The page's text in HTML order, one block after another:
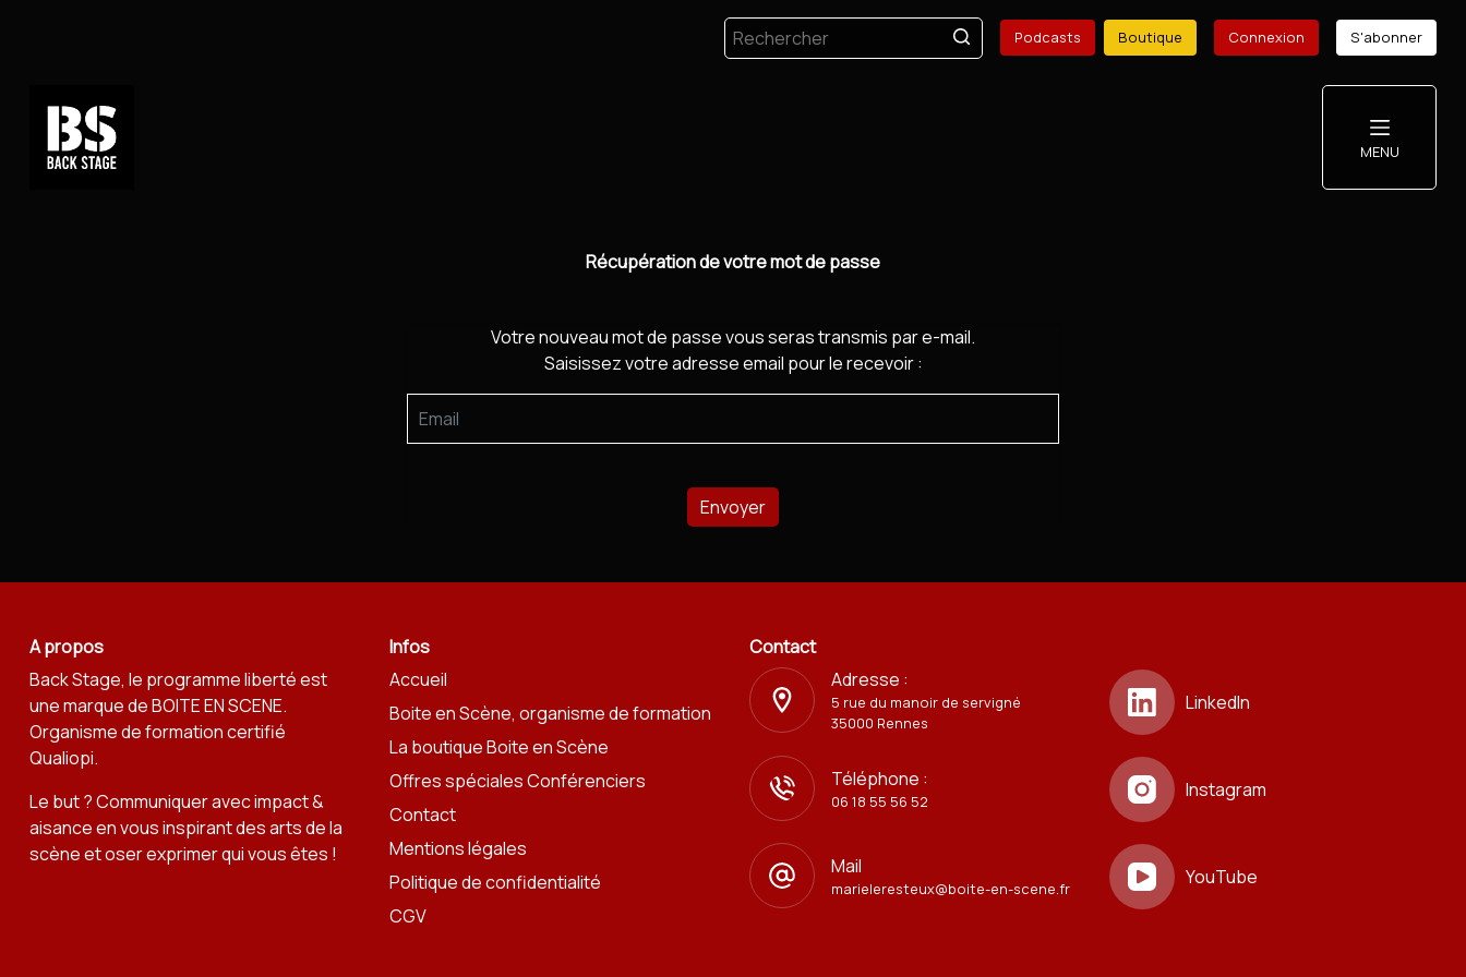
Podcasts Boutique Connexion S'abonner
MENU
Récupération de votre mot de passe
Votre nouveau mot de passe vous seras transmis par e-mail.
Saisissez votre adresse email pour le recevoir :
A propos
Back Stage, le programme liberté est
une marque deBOITE EN SCENE.
Organisme de formation certifié
Qualiopi.
Le but ? Communiquer avec impact &
aisance en vous inspirant des arts de la
scène et oser exprimer qui vous êtes !
Infos
Accueil
Boite en Scène, organisme de formation
La boutique Boite en Scène
Offres spéciales Conférenciers
Contact
Mentions légales
Politique de confidentialité
CGV
Contact
Adresse :
5 rue du manoir de servigné
35000 Rennes
Téléphone :
06 18 55 56 52
Mail
marieleresteux@boite-en-scene.fr
LinkedIn
Instagram
YouTube